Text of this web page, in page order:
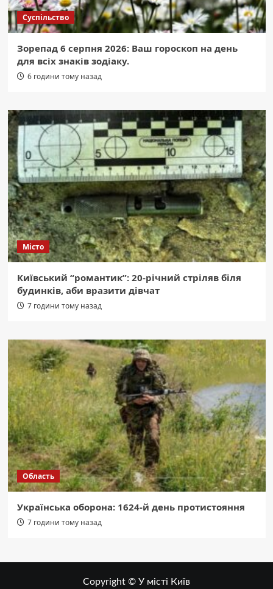
Суспільство
Зорепад 6 серпня 2026: Ваш гороскоп на день
для всіх знаків зодіаку.
6 години тому назад
Місто
Київський “романтик”: 20-річний стріляв біля
будинків, аби вразити дівчат
7 години тому назад
Область
Українська оборона: 1624-й день протистояння
7 години тому назад
Copyright © У місті Київ